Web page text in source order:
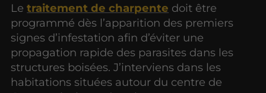
Letraitement de charpente doit être
programmé dès l’apparition des premiers
signes d’infestation afin d’éviter une
propagation rapide des parasites dans les
structures boisées. J’interviens dans les
habitations situées autour du centre de